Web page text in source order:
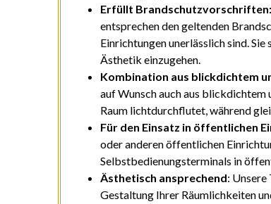
Erfüllt Brandschutzvorschriften:
entsprechen den geltenden
Einrichtungen unerlässlich sind.
Ästhetik einzugehen.
Kombination aus blickdichtem
auf Wunsch auch aus
Raum lichtdurchflutet, während
Für den Einsatz in öffentlichen
oder anderen öffentlichen
Selbstbedienungsterminals in
Ästhetisch ansprechend: Unsere
Gestaltung Ihrer Räumlichkeiten